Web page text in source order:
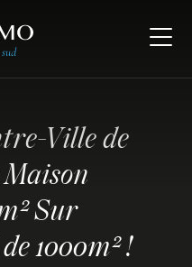
Ville de
Maison
Sur
1000m² !